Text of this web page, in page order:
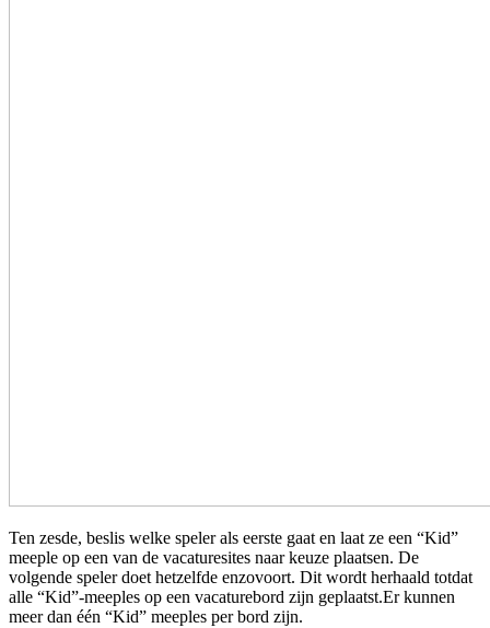
Ten zesde, beslis welke speler als eerste gaat en laat ze een “Kid”
meeple op een van de vacaturesites naar keuze plaatsen. De
volgende speler doet hetzelfde enzovoort. Dit wordt herhaald totdat
alle “Kid”-meeples op een vacaturebord zijn geplaatst.Er kunnen
meer dan één “Kid” meeples per bord zijn.